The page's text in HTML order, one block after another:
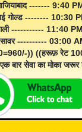
------- 9:40
गोल्ड -------- 10:30
----------- 11:40 PM
---------- 03:00
)) ((हरूफ़ रेट
बार सेवा का मोका जरूर